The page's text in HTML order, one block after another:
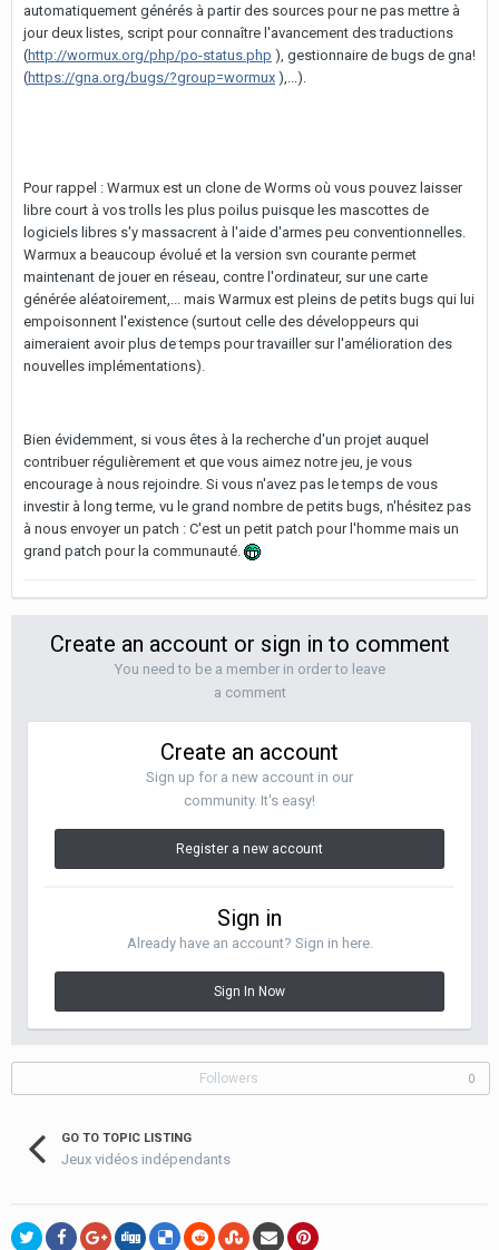
automatiquement générés à partir des sources pour ne pas mettre à
jour deux listes, script pour connaître l'avancement des traductions
(http://wormux.org/php/po-status.php ), gestionnaire de bugs de gna!
(https://gna.org/bugs/?group=wormux ),...).
Pour rappel : Warmux est un clone de Worms où vous pouvez laisser
libre court à vos trolls les plus poilus puisque les mascottes de
logiciels libres s'y massacrent à l'aide d'armes peu conventionnelles.
Warmux a beaucoup évolué et la version svn courante permet
maintenant de jouer en réseau, contre l'ordinateur, sur une carte
générée aléatoirement,... mais Warmux est pleins de petits bugs qui lui
empoisonnent l'existence (surtout celle des développeurs qui
aimeraient avoir plus de temps pour travailler sur l'amélioration des
nouvelles implémentations).
Bien évidemment, si vous êtes à la recherche d'un projet auquel
contribuer régulièrement et que vous aimez notre jeu, je vous
encourage à nous rejoindre. Si vous n'avez pas le temps de vous
investir à long terme, vu le grand nombre de petits bugs, n'hésitez pas
à nous envoyer un patch : C'est un petit patch pour l'homme mais un
grand patch pour la communauté.
Create an account or sign in to comment
You need to be a member in order to leave
a comment
Create an account
Sign up for a new account in our
community. It's easy!
Register a new account
Sign in
Already have an account? Sign in here.
Sign In Now
Followers 0
GO TO TOPIC LISTING
Jeux vidéos indépendants